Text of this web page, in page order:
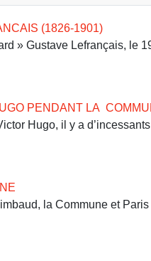
(1826-1901)
» Gustave Lefrançais, le
PENDANT LA
Hugo, il y a
la Commune et